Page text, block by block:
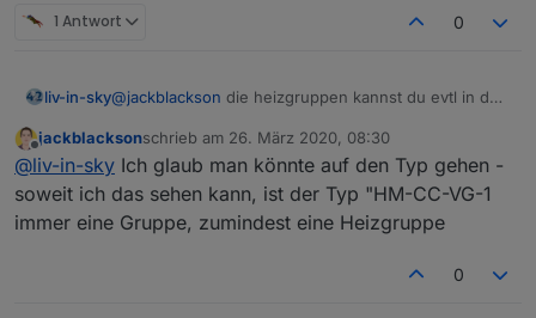
1 Antwort 0
liv-in-sky@jackblackson die heizgruppen kannst du evtl in den
ansonsten müßte ich einen datenpunkt haben ( oder
einen state oder einen namen (HG)) der mir sagt,
dass dies gefiltert sein sollte - irgendwas, was ich
zum identifizieren nutzen kann
zum filtern kannst du var filterArray befüllen
Offline
jackblacksonschrieb am 26. März 2020, 08:30
zuletzt editiert von
@liv-in-sky Ich glaub man könnte auf den Typ gehen -
soweit ich das sehen kann, ist der Typ "HM-CC-VG-1
immer eine Gruppe, zumindest eine Heizgruppe
0